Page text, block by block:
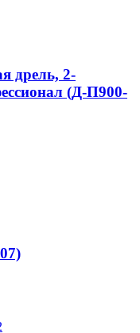
дрель, 2-
(Д-П900-